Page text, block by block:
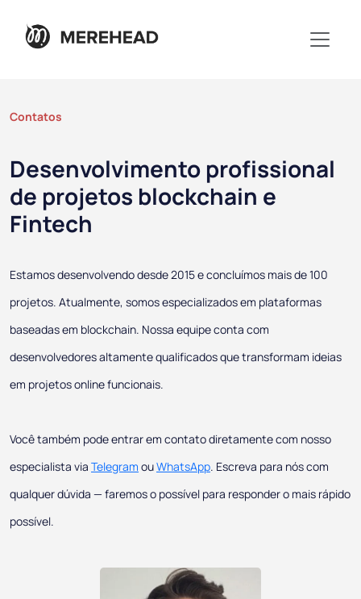
Contatos
Desenvolvimento profissional
de projetos blockchain e
Fintech
Estamos desenvolvendo desde 2015 e concluímos mais de 100
projetos. Atualmente, somos especializados em plataformas
baseadas em blockchain. Nossa equipe conta com
desenvolvedores altamente qualificados que transformam ideias
em projetos online funcionais.
Você também pode entrar em contato diretamente com nosso
especialista via Telegram ouWhatsApp. Escreva para nós com
qualquer dúvida — faremos o possível para responder o mais rápido
possível.